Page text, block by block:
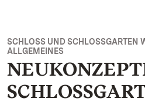
SCHLOSS UND SCHLOSSGARTEN
ALLGEMEINES